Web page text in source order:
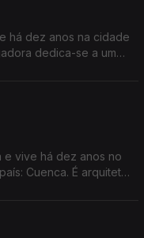
há dez anos na cidade
dedica-se a um
e vive há dez anos no
Cuenca. É arquiteto